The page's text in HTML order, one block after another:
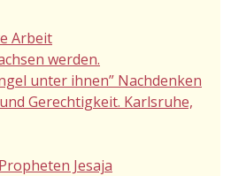
Arbeit
werden.
unter ihnen” Nachdenken
Gerechtigkeit. Karlsruhe,
Jesaja